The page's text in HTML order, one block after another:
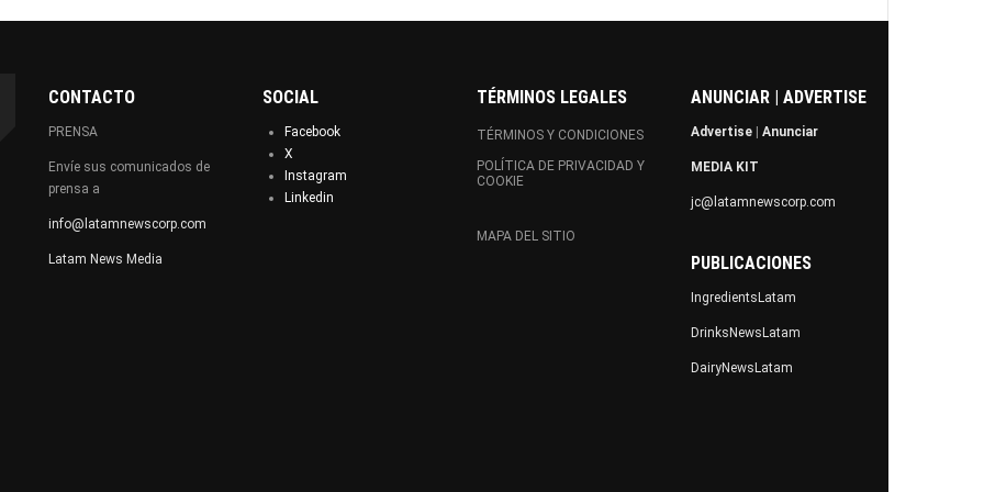
CONTACTO
PRENSA
Envíe sus comunicados de
prensa a
info@latamnewscorp.com
Latam News Media
SOCIAL
Facebook
X
Instagram
Linkedin
TÉRMINOS LEGALES
TÉRMINOS Y CONDICIONES
POLÍTICA DE PRIVACIDAD Y
COOKIE
MAPA DEL SITIO
ANUNCIAR | ADVERTISE
Advertise | Anunciar
MEDIA KIT
jc@latamnewscorp.com
PUBLICACIONES
IngredientsLatam
DrinksNewsLatam
DairyNewsLatam